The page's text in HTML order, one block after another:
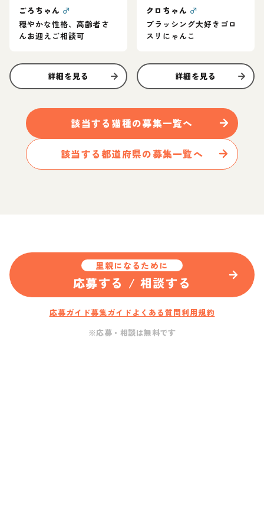
ごろちゃん ♂
穏やかな性格、高齢者さ
んお迎えご相談可
詳細を見る
クロちゃん ♂
ブラッシング大好きゴロ
スリにゃんこ
詳細を見る
該当する 猫種の募集一覧へ
該当する都道府県の募集一覧へ
里親になるために
応募する / 相談する
応募ガイド募集ガイド よくある質問利用規約
※応募・相談は無料です